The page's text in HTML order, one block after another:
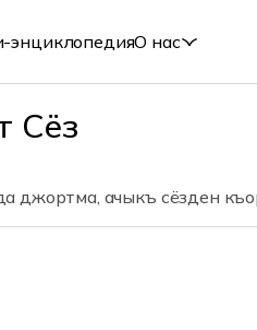
энциклопедияО нас
Сёз
джортма, ачыкъ сёзден